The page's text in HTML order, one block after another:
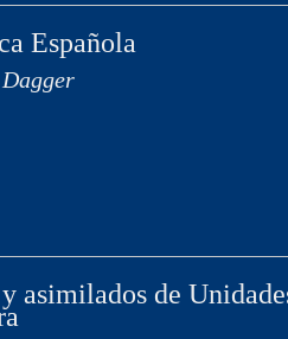
Española
asimilados de